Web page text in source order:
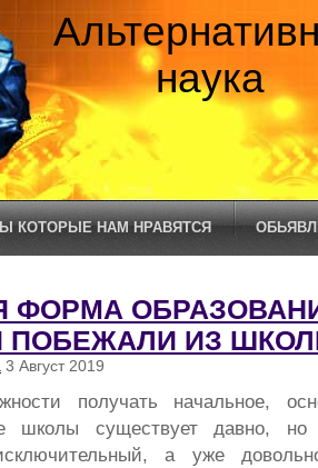
наука
КОТОРЫЕ НАМ НРАВЯТСЯ
ФОРМА
ПОБЕЖАЛИ ИЗ
3 Август 2019
получать начальное,
школы существует давно, но
а уже